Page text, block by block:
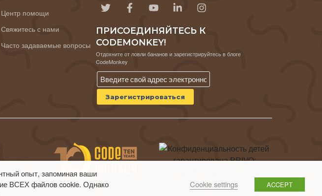
Центр помощи
Свяжитесь с нами
Часто задаваемые вопросы
ПРИСОЕДИНЯЙТЕСЬ К
CODEMONKEY!
Отдохните от ловли бананов и зарегистрируйтесь в блоге
CodeMonkey
опыт, запоминая ваши
ВСЕХ файлов cookie. Однако
Cookie settings ACCEPT